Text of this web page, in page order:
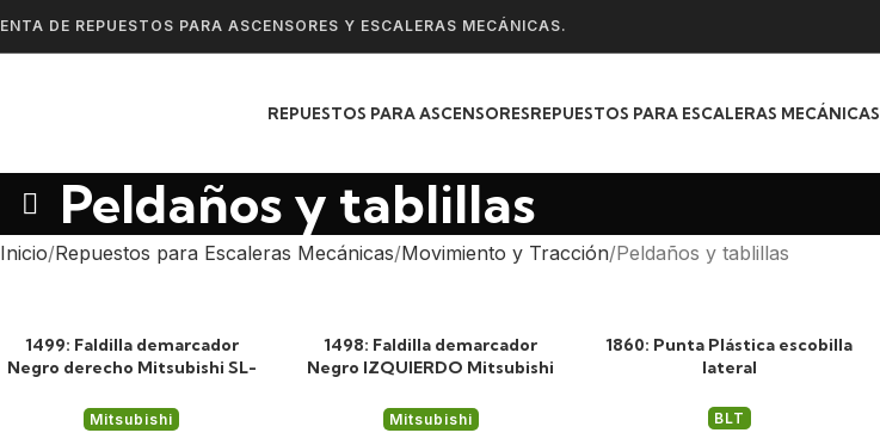
DE REPUESTOS PARA ASCENSORES Y ESCALERAS MECÁNICAS.
REPUESTOS PARA ASCENSORESREPUESTOS PARA ESCALERAS MECÁNICAS
Peldaños y tablillas
Inicio Repuestos para Escaleras Mecánicas Movimiento y Tracción Peldaños y tablillas
1499: Faldilla demarcador
Negro derecho Mitsubishi SL-
Mitsubishi
1498: Faldilla demarcador
Negro IZQUIERDO Mitsubishi
Mitsubishi
1860: Punta Plástica escobilla
lateral
BLT